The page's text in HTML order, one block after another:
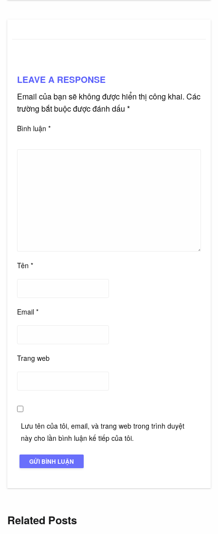
LEAVE A RESPONSE
Email của bạn sẽ không được hiển thị công khai. Các
trường bắt buộc được đánh dấu *
Bình luận *
Tên *
Email *
Trang web
Lưu tên của tôi, email, và trang web trong trình duyệt
này cho lần bình luận kế tiếp của tôi.
Related Posts